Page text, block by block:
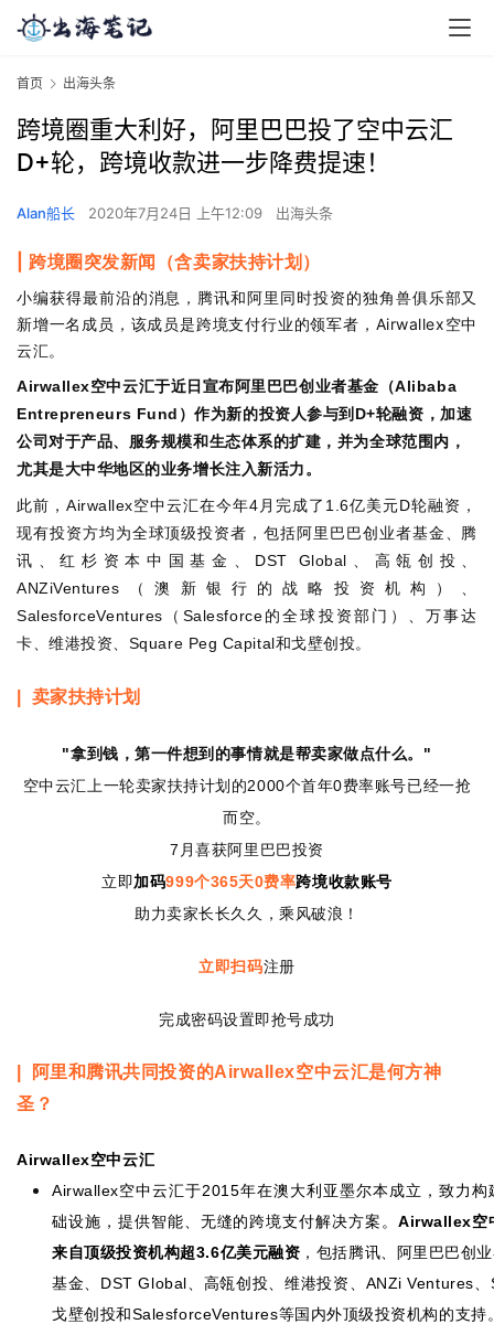
首页 出海头条
跨境圈重大利好，阿里巴巴投了空中云汇
D+轮，跨境收款进一步降费提速！
Alan船长 2020年7月24日 上午12:09 出海头条
| 跨境圈突发新闻（含卖家扶持计划）
小编获得最前沿的消息，腾讯和阿里同时投资的独角兽俱乐部又
新增一名成员，该成员是跨境支付行业的领军者，Airwallex空中
云汇。
Airwallex空中云汇于近日宣布阿里巴巴创业者基金（Alibaba
Entrepreneurs Fund ）作为新的投资人参与到D+轮融资，加速
公司对于产品、服务规模和生态体系的扩建，并为全球范围内，
尤其是大中华地区的业务增长注入新活力。
此前， Airwallex空中云汇在今年4 月完成了 1.6亿美元D轮融资，
现有投资方均为全球顶级投资者，包括阿里巴巴创业者基金、腾
讯、红杉资本中国基金、 DST Global 、高瓴创投、
ANZiVentures （澳新银行的战略投资机构）、
SalesforceVentures （ Salesforce的全球投资部门）、万事达
卡、维港投资、 Square Peg Capital和戈壁创投。
卖家扶持计划
"拿到钱，第一件想到的事情就是帮卖家做点什么。 "
空中云汇上一轮卖家扶持计划的2000个首年0费率账号已经一抢
而空。
7 月喜获阿里巴巴投资
立即加码999个365天0费率跨境收款账号
助力卖家长长久久，乘风破浪！
立即扫码注册
完成密码设置即抢号成功
阿里和腾讯共同投资的Airwallex空中云汇是何方神
圣？
Airwallex空中云汇
Airwallex空中云汇于2015年在澳大利亚墨尔本成立，致力
础设施，提供智能、无缝的跨境支付解决方案。Airwallex空
来自顶级投资机构超3.6亿美元融资 ，包括腾讯、阿里巴巴创
基金、 DST Global 、高瓴创投、维港投资、 ANZi Ventures
戈壁创投和SalesforceVentures等国内外顶级投资机构的支持